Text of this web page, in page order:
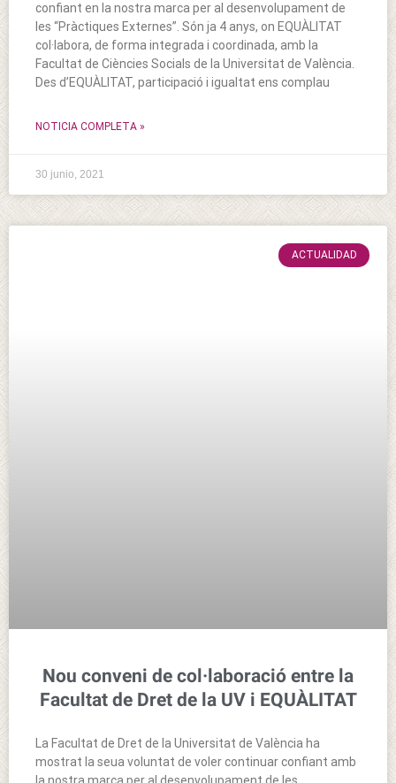
confiant en la nostra marca per al desenvolupament de
les “Pràctiques Externes”. Són ja 4 anys, on EQUÀLITAT
col·labora, de forma integrada i coordinada, amb la
Facultat de Ciències Socials de la Universitat de València.
Des d’EQUÀLITAT, participació i igualtat ens complau
NOTICIA COMPLETA »
30 junio, 2021
ACTUALIDAD
Nou conveni de col·laboració entre la
Facultat de Dret de la UV i EQUÀLITAT
La Facultat de Dret de la Universitat de València ha
mostrat la seua voluntat de voler continuar confiant amb